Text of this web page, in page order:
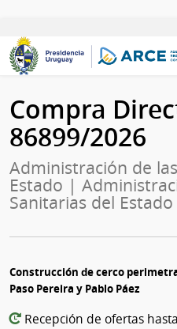
Compra
86899/2026
Administración de
Estado |
Sanitarias del Estado
Construcción de cerco
Paso Pereira y Pablo Páez
Recepción de ofertas